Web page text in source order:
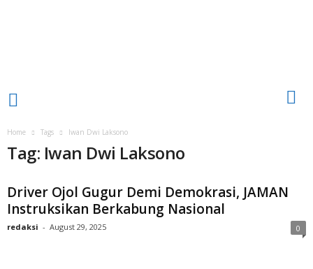
Home Tags Iwan Dwi Laksono
Tag: Iwan Dwi Laksono
Driver Ojol Gugur Demi Demokrasi, JAMAN
Instruksikan Berkabung Nasional
redaksi - August 29, 2025 0